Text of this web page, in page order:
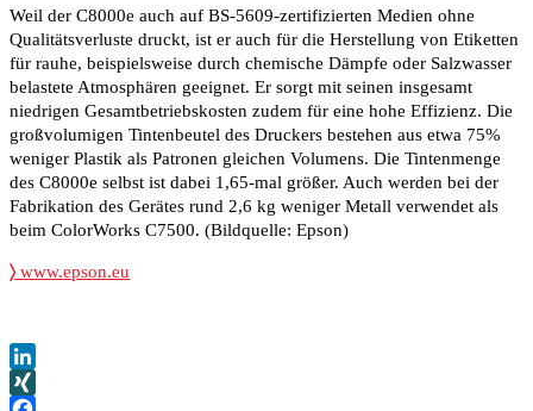
Weil der C8000e auch auf BS-5609-zertifizierten Medien ohne
Qualitätsverluste druckt, ist er auch für die Herstellung von Etiketten
für rauhe, beispielsweise durch chemische Dämpfe oder Salzwasser
belastete Atmosphären geeignet. Er sorgt mit seinen insgesamt
niedrigen Gesamtbetriebskosten zudem für eine hohe Effizienz. Die
großvolumigen Tintenbeutel des Druckers bestehen aus etwa 75%
weniger Plastik als Patronen gleichen Volumens. Die Tintenmenge
des C8000e selbst ist dabei 1,65-mal größer. Auch werden bei der
Fabrikation des Gerätes rund 2,6 kg weniger Metall verwendet als
beim ColorWorks C7500. (Bildquelle: Epson)
〉 www.epson.eu
LinkedIn